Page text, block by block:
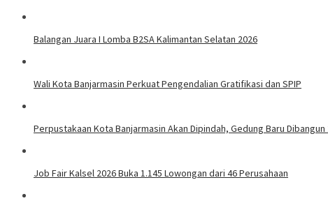
Balangan Juara I Lomba B2SA Kalimantan Selatan 2026
Wali Kota Banjarmasin Perkuat Pengendalian Gratifikasi dan SPIP
Perpustakaan Kota Banjarmasin Akan Dipindah, Gedung Baru Dibangun
Job Fair Kalsel 2026 Buka 1.145 Lowongan dari 46 Perusahaan